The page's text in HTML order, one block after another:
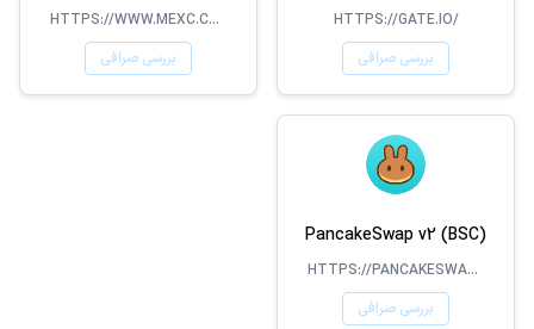
HTTPS://GATE.IO/
بررسی صرافی
HTTPS://WWW.MEXC.COM/
بررسی صرافی
PancakeSwap v2 (BSC)
HTTPS://PANCAKESWAP.FINANCE/
بررسی صرافی